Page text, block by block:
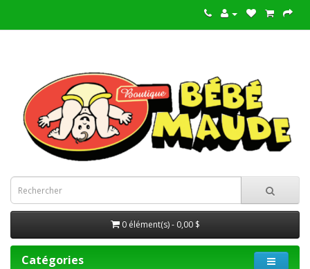
0 élément(s) - 0,00 $
Catégories